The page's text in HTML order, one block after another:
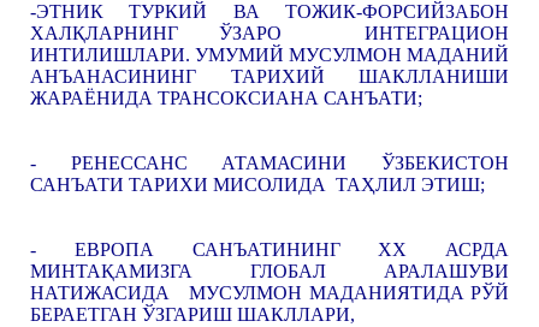
-ЭТНИК ТУРКИЙ ВА ТОЖИК-ФОРСИЙЗАБОН
ХАЛҚЛАРНИНГ ЎЗАРО ИНТЕГРАЦИОН
ИНТИЛИШЛАРИ. УМУМИЙ МУСУЛМОН МАДАНИЙ
АНЪАНАСИНИНГ ТАРИХИЙ ШАКЛЛАНИШИ
ЖАРАЁНИДА ТРАНСОКСИАНА САНЪАТИ;
- РЕНЕССАНС АТАМАСИНИ ЎЗБЕКИСТОН
САНЪАТИ ТАРИХИ МИСОЛИДА ТАҲЛИЛ ЭТИШ;
- ЕВРОПА САНЪАТИНИНГ ХХ АСРДА
МИНТАҚАМИЗГА ГЛОБАЛ АРАЛАШУВИ
НАТИЖАСИДА МУСУЛМОН МАДАНИЯТИДА РЎЙ
БЕРАЕТГАН ЎЗГАРИШ ШАКЛЛАРИ,